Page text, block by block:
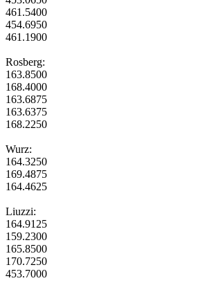
461.5400
454.6950
461.1900
Rosberg:
163.8500
168.4000
163.6875
163.6375
168.2250
Wurz:
164.3250
169.4875
164.4625
Liuzzi:
164.9125
159.2300
165.8500
170.7250
453.7000